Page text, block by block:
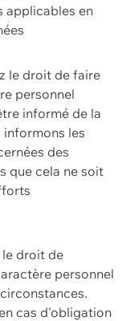
applicables en
le droit de faire
personnel
informé de la
les
des
que cela ne soit
droit de
personnel
cas d'obligation